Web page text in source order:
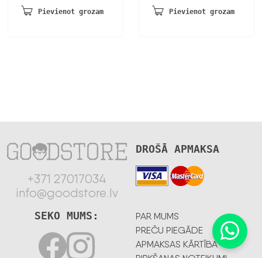
Pievienot grozam Pievienot grozam
+371 27017034
info@goodstore.lv
DROŠĀ APMAKSA
PAR MUMS
PREČU PIEGĀDE
APMAKSAS KĀRTĪBA
SEKO MUMS: